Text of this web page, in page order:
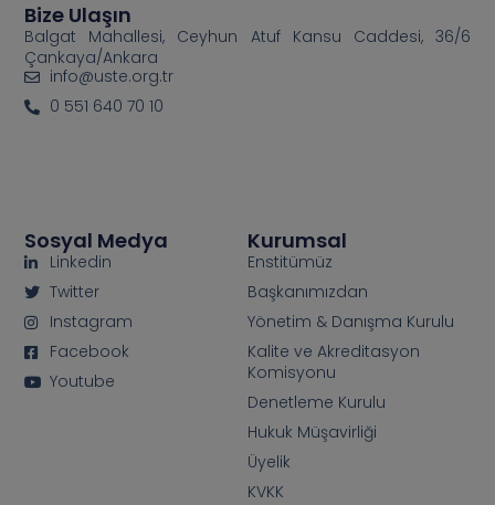
Kurumsal
Enstitümüz
Başkanımızdan
Yönetim & Danışma Kurulu
Kalite ve Akreditasyon
Komisyonu
Denetleme Kurulu
Hukuk Müşavirliği
Üyelik
KVKK
Sosyal Medya
Linkedin
Twitter
Instagram
Facebook
Youtube
Bize Ulaşın
Balgat Mahallesi, Ceyhun Atuf Kansu Caddesi, 36/6
Çankaya/Ankara
info@uste.org.tr
0 551 640 70 10